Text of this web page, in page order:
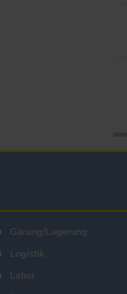
Gärung/Lagerung
Logistik
Labor